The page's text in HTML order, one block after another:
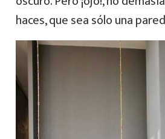
haces, que sea sólo una